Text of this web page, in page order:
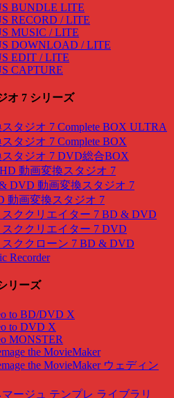
BUNDLE LITE
RECORD / LITE
MUSIC / LITE
DOWNLOAD / LITE
EDIT / LITE
CAPTURE
オ 7 シリーズ
タジオ 7 Complete BOX ULTRA
タジオ 7 Complete BOX
タジオ 7 DVD総合BOX
動画変換スタジオ 7
DVD 動画変換スタジオ 7
動画変換スタジオ 7
スククリエイター 7 BD & DVD
スククリエイター 7 DVD
スククローン 7 BD & DVD
Recorder
リーズ
to BD/DVD X
to DVD X
MONSTER
the MovieMaker
the MovieMaker ウェディン
マージュ テンプレ ライブラリ